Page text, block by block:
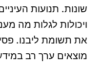
שונות. תנועות
ויכולות לגלות מה
את תשומת ליבנו.
מוצאים ערך רב